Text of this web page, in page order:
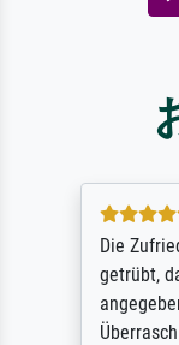
Die
getrübt,